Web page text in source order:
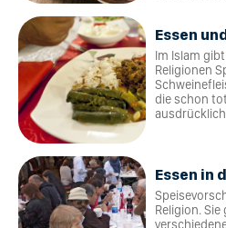
Essen
Im Islam
Religionen
die schon
Essen in
Religion. Sie